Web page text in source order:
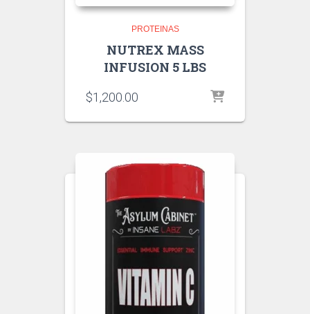
PROTEINAS
NUTREX MASS
INFUSION 5 LBS
$1,200.00